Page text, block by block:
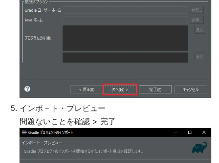
インポ－ト・プレビュー
問題ないことを確認 > 完了